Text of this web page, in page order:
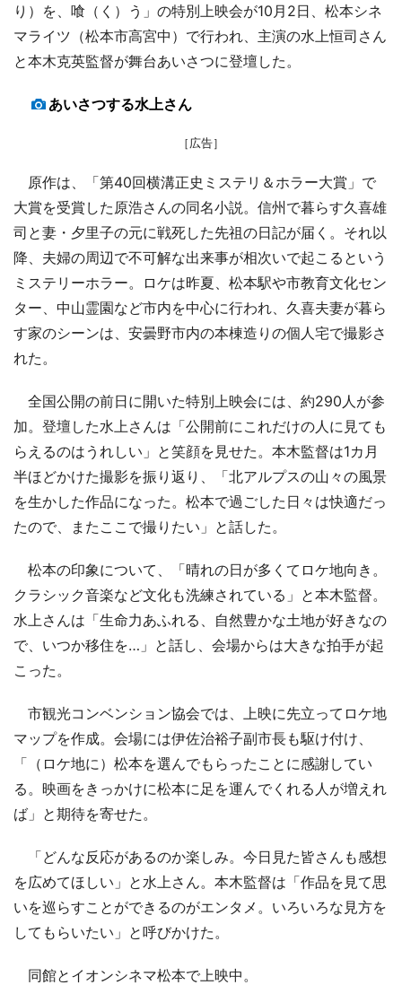
り）を、喰（く）う」の特別上映会が10月2日、松本シネ
マライツ（松本市高宮中）で行われ、主演の水上恒司さん
と本木克英監督が舞台あいさつに登壇した。
あいさつする水上さん
［広告］
原作は、「第40回横溝正史ミステリ＆ホラー大賞」で
大賞を受賞した原浩さんの同名小説。信州で暮らす久喜雄
司と妻・夕里子の元に戦死した先祖の日記が届く。それ以
降、夫婦の周辺で不可解な出来事が相次いで起こるという
ミステリーホラー。ロケは昨夏、松本駅や市教育文化セン
ター、中山霊園など市内を中心に行われ、久喜夫妻が暮ら
す家のシーンは、安曇野市内の本棟造りの個人宅で撮影さ
れた。
全国公開の前日に開いた特別上映会には、約290人が参
加。登壇した水上さんは「公開前にこれだけの人に見ても
らえるのはうれしい」と笑顔を見せた。本木監督は1カ月
半ほどかけた撮影を振り返り、「北アルプスの山々の風景
を生かした作品になった。松本で過ごした日々は快適だっ
たので、またここで撮りたい」と話した。
松本の印象について、「晴れの日が多くてロケ地向き。
クラシック音楽など文化も洗練されている」と本木監督。
水上さんは「生命力あふれる、自然豊かな土地が好きなの
で、いつか移住を…」と話し、会場からは大きな拍手が起
こった。
市観光コンベンション協会では、上映に先立ってロケ地
マップを作成。会場には伊佐治裕子副市長も駆け付け、
「（ロケ地に）松本を選んでもらったことに感謝してい
る。映画をきっかけに松本に足を運んでくれる人が増えれ
ば」と期待を寄せた。
「どんな反応があるのか楽しみ。今日見た皆さんも感想
を広めてほしい」と水上さん。本木監督は「作品を見て思
いを巡らすことができるのがエンタメ。いろいろな見方を
してもらいたい」と呼びかけた。
同館とイオンシネマ松本で上映中。